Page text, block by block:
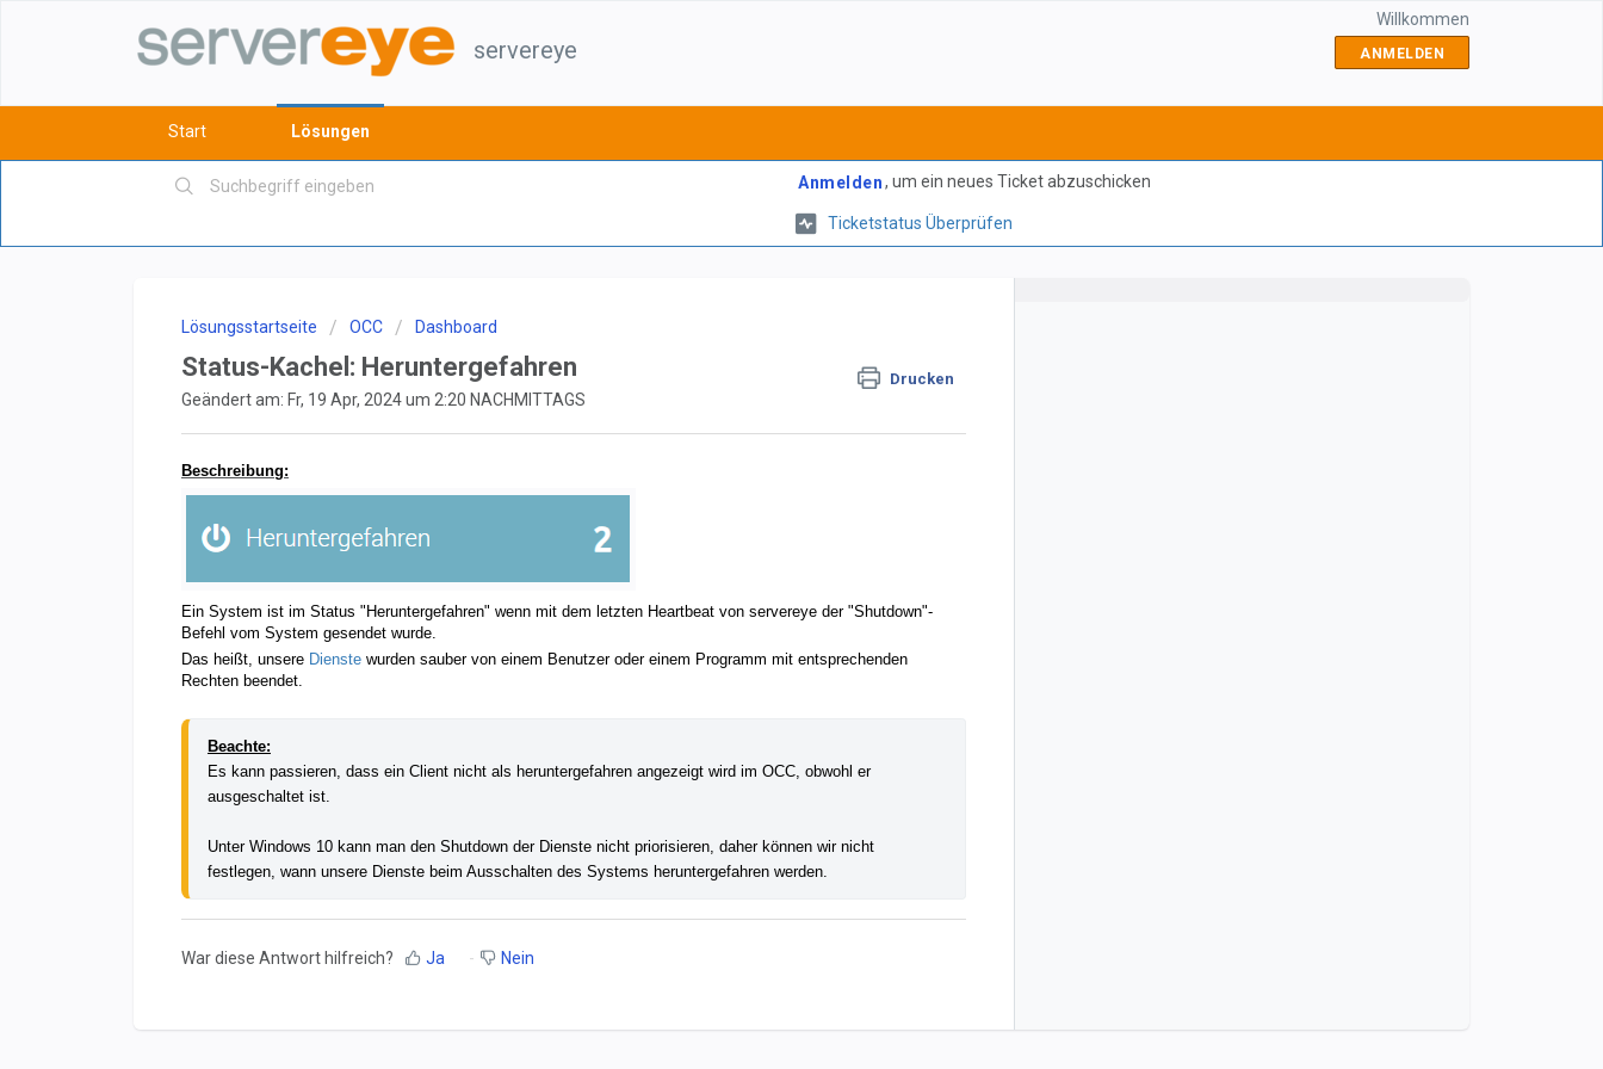
servereye
Willkommen
ANMELDEN
Start Lösungen
Anmelden, um ein neues Ticket abzuschicken
Ticketstatus Überprüfen
Lösungsstartseite OCC Dashboard
Status-Kachel: Heruntergefahren Drucken
Geändert am: Fr, 19 Apr, 2024 um 2:20 NACHMITTAGS
Beschreibung:
Ein System ist im Status "Heruntergefahren" wenn mit dem letzten Heartbeat von servereye der "Shutdown"-
Befehl vom System gesendet wurde.
Das heißt, unsere Dienste wurden sauber von einem Benutzer oder einem Programm mit entsprechenden
Rechten beendet.
Beachte:
Es kann passieren, dass ein Client nicht als heruntergefahren angezeigt wird im OCC, obwohl er
ausgeschaltet ist.
Unter Windows 10 kann man den Shutdown der Dienste nicht priorisieren, daher können wir nicht
festlegen, wann unsere Dienste beim Ausschalten des Systems heruntergefahren werden.
War diese Antwort hilfreich? Ja Nein